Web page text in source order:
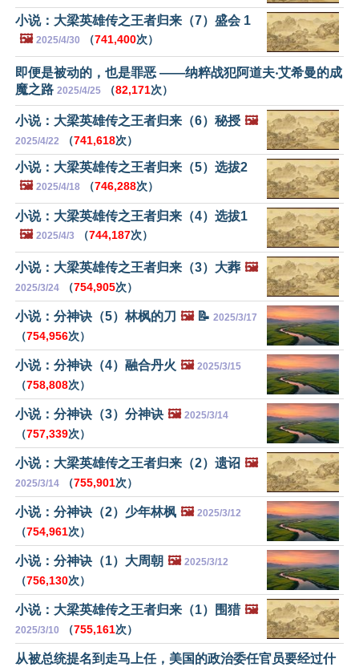
小说：大梁英雄传之王者归来（7）盛会 1
🖼️ 2025/4/30 （741,400次）
即便是被动的，也是罪恶 ——纳粹战犯阿道夫‧艾希曼的成
魔之路 2025/4/25 （82,171次）
小说：大梁英雄传之王者归来（6）秘授 🖼️
2025/4/22 （741,618次）
小说：大梁英雄传之王者归来（5）选拔2
🖼️ 2025/4/18 （746,288次）
小说：大梁英雄传之王者归来（4）选拔1
🖼️ 2025/4/3 （744,187次）
小说：大梁英雄传之王者归来（3）大葬 🖼️
2025/3/24 （754,905次）
小说：分神诀（5）林枫的刀 🖼️📝 2025/3/17
（754,956次）
小说：分神诀（4）融合丹火 🖼️ 2025/3/15
（758,808次）
小说：分神诀（3）分神诀 🖼️ 2025/3/14
（757,339次）
小说：大梁英雄传之王者归来（2）遗诏 🖼️
2025/3/14 （755,901次）
小说：分神诀（2）少年林枫 🖼️ 2025/3/12
（754,961次）
小说：分神诀（1）大周朝 🖼️ 2025/3/12
（756,130次）
小说：大梁英雄传之王者归来（1）围猎 🖼️
2025/3/10 （755,161次）
从被总统提名到走马上任，美国的政治委任官员要经过什